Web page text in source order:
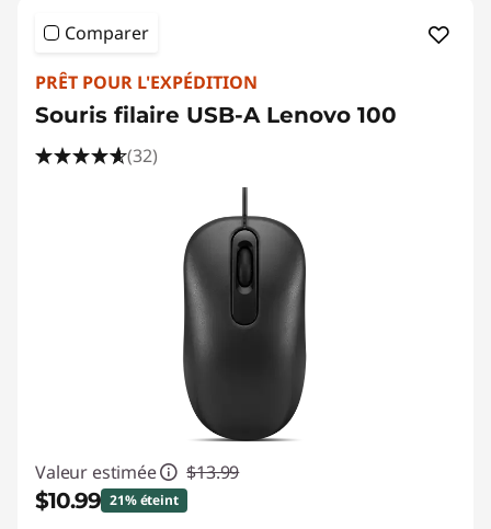
Comparer
PRÊT POUR L'EXPÉDITION
Souris filaire USB-A Lenovo 100
(32)
Valeur estimée $13.99
$10.99 21% éteint